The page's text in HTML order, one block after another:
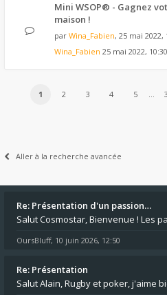
Mini WSOP® - Gagnez
maison !
par Wina_Fabien, 25 mai 2022,
Wina_Fabien 25 mai 2022, 10:30
1 2 3 4 5 …
Aller à la recherche avancée
Re: Présentation d'un passion…
OursBluff, 10 juin 2026, 12:50
Re: Présentation